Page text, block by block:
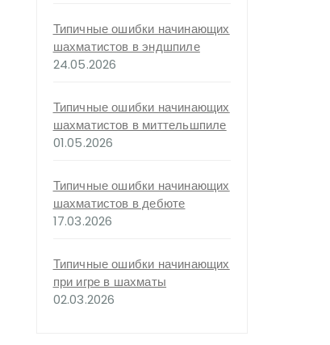
Типичные ошибки начинающих
шахматистов в эндшпиле
24.05.2026
Типичные ошибки начинающих
шахматистов в миттельшпиле
01.05.2026
Типичные ошибки начинающих
шахматистов в дебюте
17.03.2026
Типичные ошибки начинающих
при игре в шахматы
02.03.2026